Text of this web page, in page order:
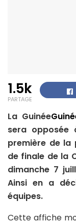
1.5k
PARTAGE
La Guinée
sera opposée
première de la
de finale de la
dimanche 7
Ainsi en a
équipes.
Cette affiche